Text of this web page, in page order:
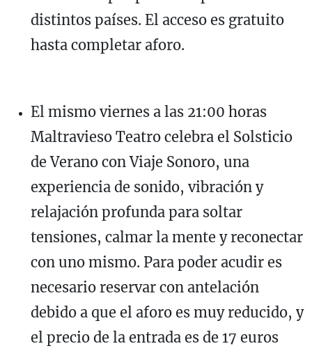
distintos países. El acceso es gratuito
hasta completar aforo.
El mismo viernes a las 21:00 horas
Maltravieso Teatro celebra el Solsticio
de Verano con Viaje Sonoro, una
experiencia de sonido, vibración y
relajación profunda para soltar
tensiones, calmar la mente y reconectar
con uno mismo. Para poder acudir es
necesario reservar con antelación
debido a que el aforo es muy reducido, y
el precio de la entrada es de 17 euros